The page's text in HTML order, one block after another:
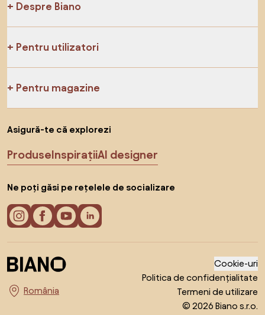
Despre Biano
Pentru utilizatori
Pentru magazine
Asigură-te că explorezi
ProduseInspirațiiAI designer
Ne poți găsi pe rețelele de socializare
Alege țara
Cookie-uri
Politica de confidențialitate
Termeni de utilizare
© 2026 Biano s.r.o.